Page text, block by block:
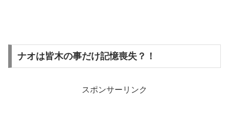
ナオは皆木の事だけ記憶喪失？！
スポンサーリンク